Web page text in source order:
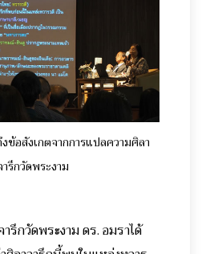
ข้อสังเกตจากการแปลความศิลา
รึกวัดพระงาม
รึกวัดพระงาม ดร. อมราได้